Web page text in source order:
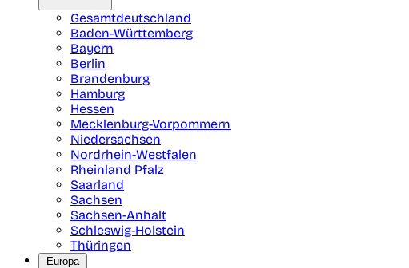
Gesamtdeutschland
Baden-Württemberg
Bayern
Berlin
Brandenburg
Hamburg
Hessen
Mecklenburg-Vorpommern
Niedersachsen
Nordrhein-Westfalen
Rheinland Pfalz
Saarland
Sachsen
Sachsen-Anhalt
Schleswig-Holstein
Thüringen
Europa